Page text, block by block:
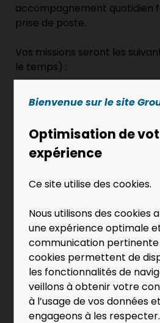
accompagnement quotidien
prise de poste.
Vos missions seront les
le temps) :
Réaliser des opérations de
Parage, Machine à
Effectuer des opérations
manutention.
opératoire, qualité,
produit, pour les opérations
confiées.
Respecter les consignes
co-produits, sous-produits
Utiliser et maintenir les
Bienvenue sur le site
Optimisation de
expérience
Ce site utilise des cookies.
Nous utilisons des cookies
une expérience optimale
communication pertinente
cookies permettent de
les fonctionnalités de
veillons à obtenir votre
à l’usage de vos données
engageons à les respecter.